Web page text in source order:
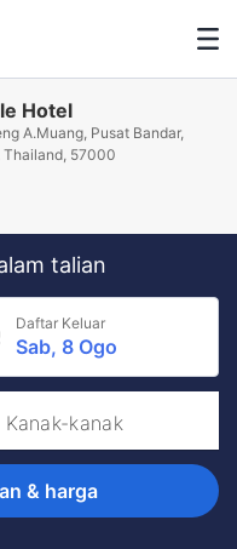
Hotel
A.Muang, Pusat Bandar,
Thailand, 57000
talian
Daftar Keluar
Sab, 8 Ogo
Kanak-kanak
& harga